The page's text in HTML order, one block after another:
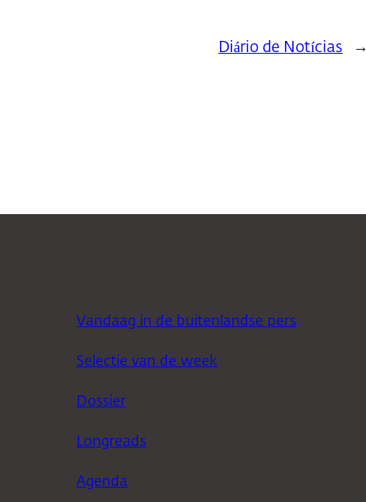
Diário de Notícias →
Vandaag in de buitenlandse pers
Selectie van de week
Dossier
Longreads
Agenda